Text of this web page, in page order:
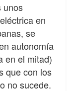
unos
en
se
autonomía
en el mitad)
que con los
no sucede.